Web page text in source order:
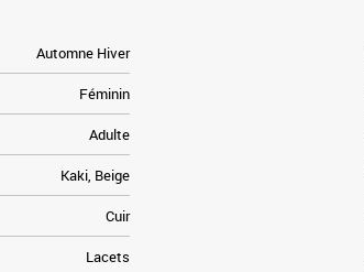
Automne Hiver
Féminin
Adulte
Kaki, Beige
Cuir
Lacets